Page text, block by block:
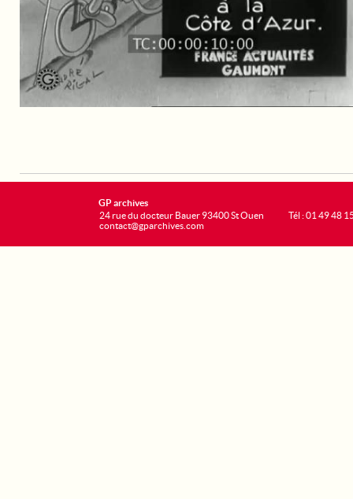
GP archives
24 rue du docteur Bauer 93400 St Ouen
contact@gparchives.com
Tél : 01 49 48